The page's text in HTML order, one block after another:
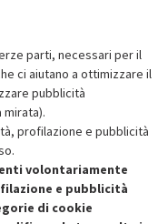
ricondizionato.
parti, necessari per il
ci aiutano a ottimizzare il
pubblicità
profilazione e pubblicità
volontariamente
e pubblicità
di cookie